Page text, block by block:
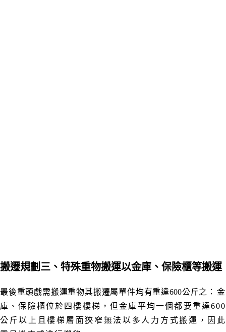
搬遷規劃三 、特殊重物搬運以金庫 、 保險櫃等搬運
最後重頭戲需搬運重物其搬遷屬單件均有重達600公斤之 ：金
庫 、保險櫃位於四樓樓梯 ，但金庫平均一個都要重達600
公斤以上且樓梯層面狹 窄無法以多人力方式搬運 ，因此